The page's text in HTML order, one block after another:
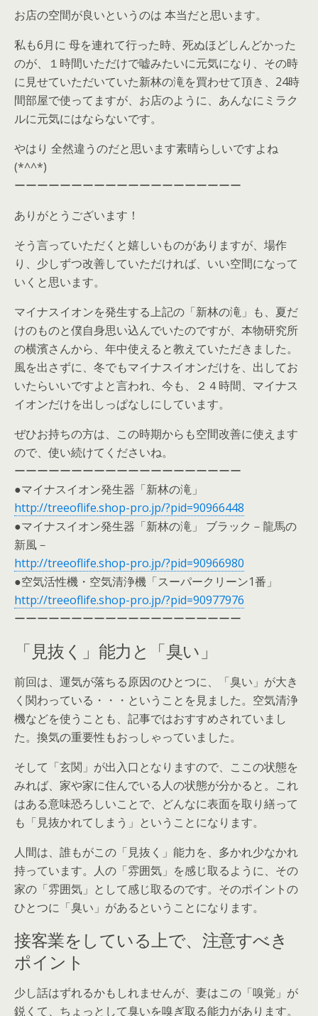
お店の空間が良いというのは 本当だと思います。
私も6月に 母を連れて行った時、死ぬほどしんどかった
のが、１時間いただけで嘘みたいに元気になり、その時
に見せていただいていた新林の滝を買わせて頂き、24時
間部屋で使ってますが、お店のように、あんなにミラク
ルに元気にはならないです。
やはり 全然違うのだと思います素晴らしいですよね
(*^^*)
ーーーーーーーーーーーーーーーーーーーー
ありがとうございます！
そう言っていただくと嬉しいものがありますが、場作
り、少しずつ改善していただければ、いい空間になって
いくと思います。
マイナスイオンを発生する上記の「新林の滝」も、夏だ
けのものと僕自身思い込んでいたのですが、本物研究所
の横濱さんから、年中使えると教えていただきました。
風を出さずに、冬でもマイナスイオンだけを、出してお
いたらいいですよと言われ、今も、２４時間、マイナス
イオンだけを出しっぱなしにしています。
ぜひお持ちの方は、この時期からも空間改善に使えます
ので、使い続けてくださいね。
ーーーーーーーーーーーーーーーーーーーー
●マイナスイオン発生器「新林の滝」
http://treeoflife.shop-pro.jp/?pid=90966448
●マイナスイオン発生器「新林の滝」 ブラック－龍馬の
新風－
http://treeoflife.shop-pro.jp/?pid=90966980
●空気活性機・空気清浄機「スーパークリーン1番」
http://treeoflife.shop-pro.jp/?pid=90977976
ーーーーーーーーーーーーーーーーーーーー
「見抜く」能力と「臭い」
前回は、運気が落ちる原因のひとつに、「臭い」が大き
く関わっている・・・ということを見ました。空気清浄
機などを使うことも、記事ではおすすめされていまし
た。換気の重要性もおっしゃっていました。
そして「玄関」が出入口となりますので、ここの状態を
みれば、家や家に住んでいる人の状態が分かると。これ
はある意味恐ろしいことで、どんなに表面を取り繕って
も「見抜かれてしまう」ということになります。
人間は、誰もがこの「見抜く」能力を、多かれ少なかれ
持っています。人の「雰囲気」を感じ取るように、その
家の「雰囲気」として感じ取るのです。そのポイントの
ひとつに「臭い」があるということになります。
接客業をしている上で、注意すべき
ポイント
少し話はずれるかもしれませんが、妻はこの「嗅覚」が
鋭くて、ちょっとして臭いを嗅ぎ取る能力があります。